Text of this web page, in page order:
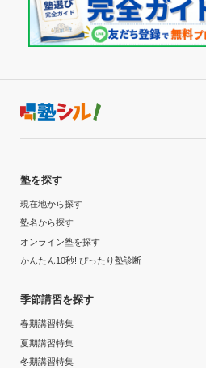
塾を探す
現在地から探す
塾名から探す
オンライン塾を探す
かんたん10秒! ぴったり塾診断
季節講習を探す
春期講習特集
夏期講習特集
冬期講習特集